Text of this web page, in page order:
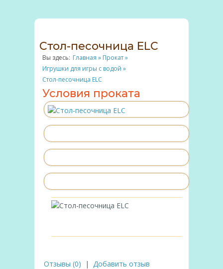
Стол-песочница ELC
Вы здесь: Главная » Прокат»
Игрушки для игры с водой »
Стол-песочница ELC
Условия проката
Отзывы (0) | Добавить отзыв